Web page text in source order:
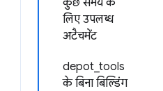
कुछ समय के
लिए उपलब्ध
अटैचमेंट
depot_tools
के बिना बिल्डिंग